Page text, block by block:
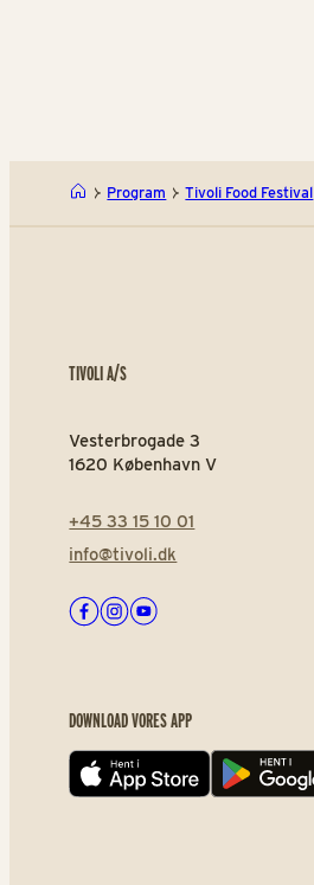
Program Tivoli Food Festival
TIVOLI A/S
Vesterbrogade 3
1620 København V
+45 33 15 10 01
info@tivoli.dk
Facebook
Instagram
Youtube
DOWNLOAD VORES APP
App store Play store